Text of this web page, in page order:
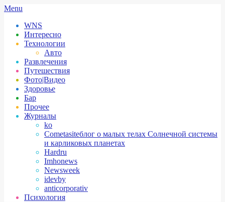
Skip
content
Secondary
Menu
Menu
WNS
Интересно
Технологии
Авто
Развлечения
Путешествия
Фото|Видео
Здоровье
Бар
Прочее
Журналы
ko
Cometasiteблог о малых телах Солнечной системы
и карликовых планетах
Hardru
Imhonews
Newsweek
idevby
anticorporativ
Психология